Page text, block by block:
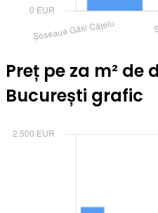
Preț pe za m² de
București grafic